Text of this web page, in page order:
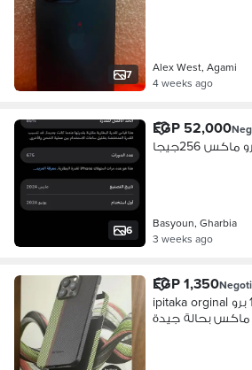
7
Alex West, Agami
4 weeks ago
6
EGP 52,000
Basyoun, Gharbia
3 weeks ago
EGP 1,350
ipitaka orginal كوفر ايفون 15 برو
ماكس بحالة جيدة